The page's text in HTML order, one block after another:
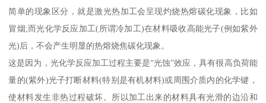
简单的现象区分，就是激光热加工会呈现灼烧热熔碳化现象，比如
冒烟;而光化学反应加工(所谓冷加工)在材料吸收高能光子(例如紫外
光)后，不会产生明显的热熔烧焦碳化现象。
这是因为，光化学反应加工过程主要是“光蚀”效应，具有很高负荷能
量的(紫外)光子打断材料(特别是有机材料)或周围介质内的化学键，
使材料发生非热过程破坏。所以加工出来的材料具有光滑的边沿和